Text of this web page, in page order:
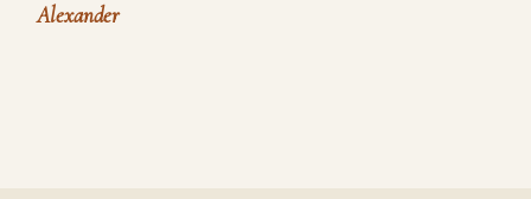
Alexander